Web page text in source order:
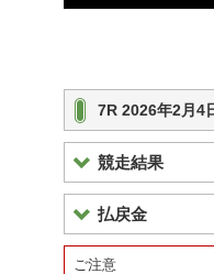
7R 2026年2月4
競走結果
払戻金
ご注意